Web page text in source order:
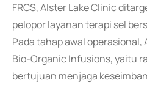
FRCS, Alster Lake Clinic
pelopor layanan terapi sel
Pada tahap awal operasional,
Bio-Organic Infusions, yaitu
bertujuan menjaga